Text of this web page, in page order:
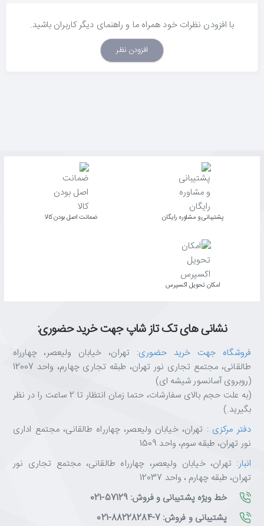
با افزودن نظرات خود همراه ما و راهنمای دیگر کاربران باشید.
افزودن نظر
پشتیبانی و مشاوره رایگان ﺿﻤﺎﻧﺖ اﺻﻞ ﺑﻮدن ﮐﺎﻟﺎ
اﻣﮑﺎن ﺗﺤﻮﯾﻞ اﮐﺴﭙﺮس
نشانی های تک تاز شاپ جهت خرید حضوری:
فروشگاه جهت خرید حضوری: تهران، خیابان ولیعصر، چهارراه
طالقانی، مجتمع تجاری نور تهران، طبقه تجاری چهارم، واحد 12007
(روبروی آسانسور شیشه ای)
(به علت حجم بالای سفارشات، حتما زمان انتظار تا 2 ساعت را در نظر
بگیرید.)
دفتر مرکزی : تهران، خیابان ولیعصر، چهارراه طالقانی، مجتمع اداری
نور تهران، طبقه سوم، واحد 1509
انبار: تهران، خیابان ولیعصر، چهارراه طالقانی، مجتمع تجاری نور
تهران، طبقه چهارم ، واحد 12037
خط ویژه پشتیبانی و فروش: 57129-021
پشتیبانی و فروش: 7-88228284-021